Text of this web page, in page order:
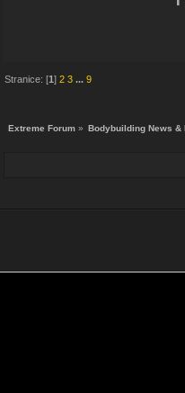
Stranice: [1]2 3 ...9
Extreme Forum » Bodybuilding News &